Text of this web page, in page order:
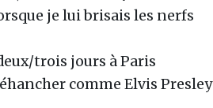
je lui brisais les nerfs
trois jours à Paris
comme Elvis Presley